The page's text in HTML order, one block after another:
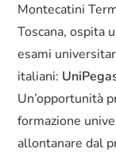
Montecatini
Toscana, ospita
esami
italiani:
Un’opportunità
formazione
allontanare dal